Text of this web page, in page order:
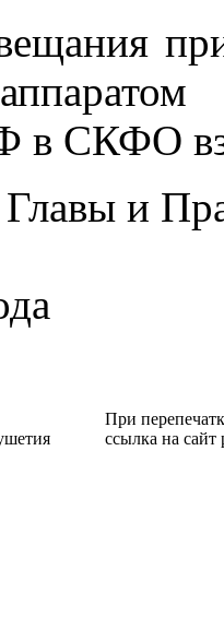
в СКФО
и
При
ссылка на сайт